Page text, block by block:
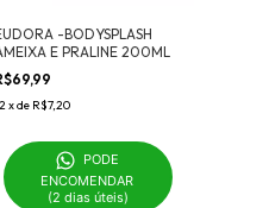
-BODYSPLASH
E PRALINE 200ML
xde R$7,20
PODE
ENCOMENDAR
(2 dias úteis)